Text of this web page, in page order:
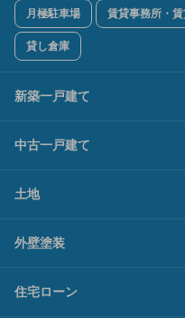
月極駐車場 賃貸事務所・
貸し倉庫
新築一戸建て
中古一戸建て
土地
外壁塗装
住宅ローン